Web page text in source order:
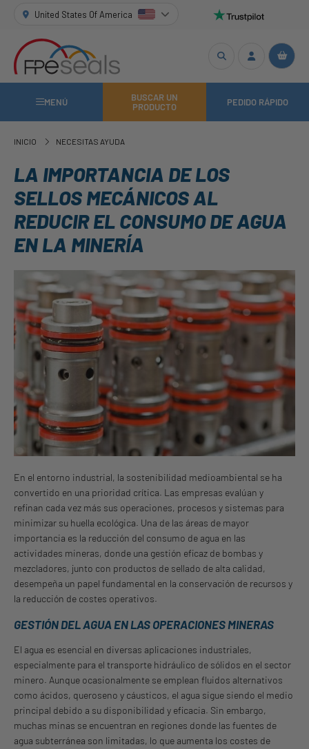
United States Of America
MENÚ
BUSCAR UN
PRODUCTO
PEDIDO RÁPIDO
INICIO NECESITAS AYUDA
LA IMPORTANCIA DE LOS
SELLOS MECÁNICOS AL
REDUCIR EL CONSUMO DE AGUA
EN LA MINERÍA
En el entorno industrial, la sostenibilidad medioambiental se ha
convertido en una prioridad crítica. Las empresas evalúan y
refinan cada vez más sus operaciones, procesos y sistemas para
minimizar su huella ecológica. Una de las áreas de mayor
importancia es la reducción del consumo de agua en las
actividades mineras, donde una gestión eficaz de bombas y
mezcladores, junto con productos de sellado de alta calidad,
desempeña un papel fundamental en la conservación de recursos y
la reducción de costes operativos.
GESTIÓN DEL AGUA EN LAS OPERACIONES MINERAS
El agua es esencial en diversas aplicaciones industriales,
especialmente para el transporte hidráulico de sólidos en el sector
minero. Aunque ocasionalmente se emplean fluidos alternativos
como ácidos, queroseno y cáusticos, el agua sigue siendo el medio
principal debido a su disponibilidad y eficacia. Sin embargo,
muchas minas se encuentran en regiones donde las fuentes de
agua subterránea son limitadas, lo que aumenta los costes de